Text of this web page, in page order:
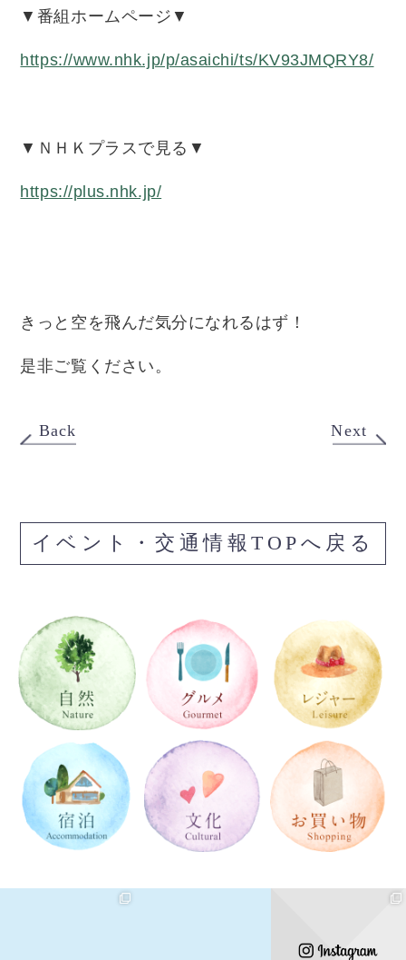
▼番組ホームページ▼
https://www.nhk.jp/p/asaichi/ts/KV93JMQRY8/
▼ＮＨＫプラスで見る▼
https://plus.nhk.jp/
きっと空を飛んだ気分になれるはず！
是非ご覧ください。
Back Next
イベント・交通情報TOPへ戻る